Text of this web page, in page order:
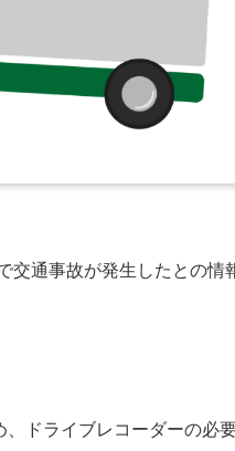
交通事故が発生したとの情
ドライブレコーダーの必